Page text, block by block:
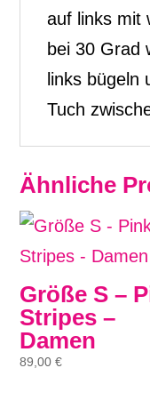
auf links mit
bei 30 Grad
links bügeln
Tuch
Ähnliche
Größe S –
Stripes –
Damen
89,00€